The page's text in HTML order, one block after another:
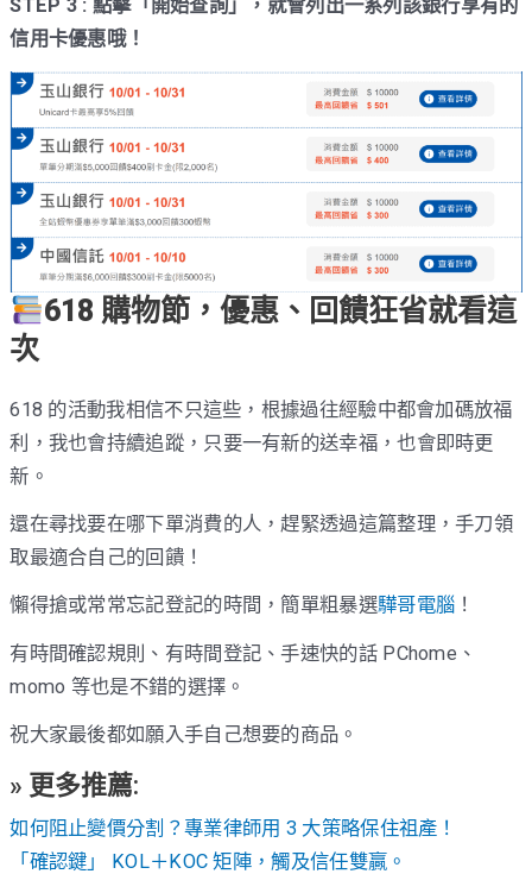
STEP 3 : 點擊「開始查詢」，就會列出一系列該銀行享有的
信用卡優惠哦！
618 購物節，優惠、回饋狂省就看這
次
618 的活動我相信不只這些，根據過往經驗中都會加碼放福
利，我也會持續追蹤，只要一有新的送幸福，也會即時更
新。
還在尋找要在哪下單消費的人，趕緊透過這篇整理，手刀領
取最適合自己的回饋！
懶得搶或常常忘記登記的時間，簡單粗暴選驊哥電腦 ！
有時間確認規則、有時間登記、手速快的話 PChome、
momo 等也是不錯的選擇。
祝大家最後都如願入手自己想要的商品。
» 更多推薦:
如何阻止變價分割？專業律師用 3 大策略保住祖產！
「確認鍵」 KOL＋KOC 矩陣，觸及信任雙贏。